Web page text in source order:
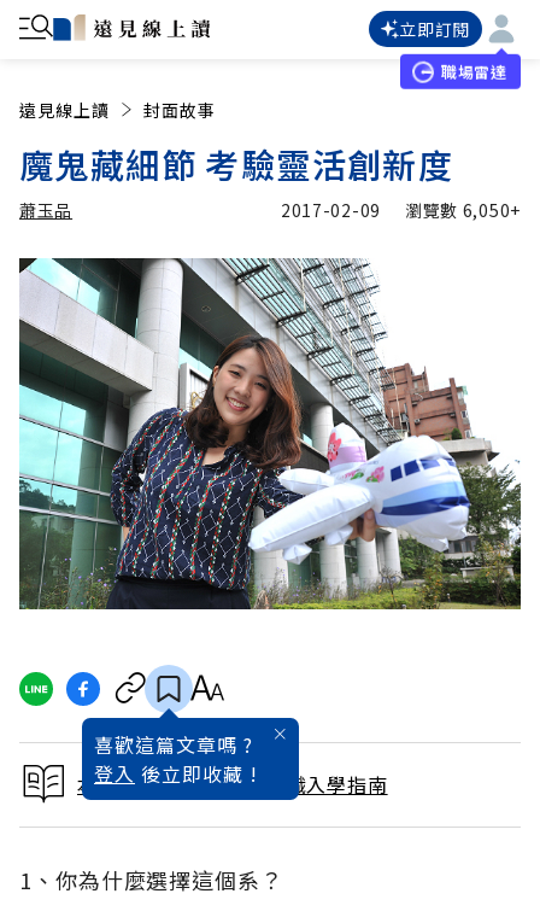
立即訂閱
職場雷達
遠見線上讀 封面故事
魔鬼藏細節 考驗靈活創新度
蕭玉品
蕭玉品 加入追蹤
2017-02-09 瀏覽數 6,050+
喜歡這篇文章嗎 ?
登入 後立即收藏 !
本文出自2017大學暨技職入學指南
1、你為什麼選擇這個系？